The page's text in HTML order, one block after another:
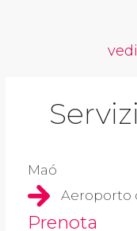
Maó
Aeroporto
Prenota